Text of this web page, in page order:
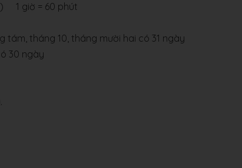
1 giờ = 60 phút
tháng 10, tháng mười hai có 31 ngày
30 ngày